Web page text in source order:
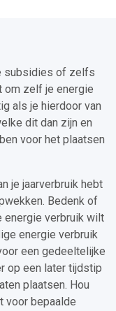
subsidies of zelfs
om zelf je energie
als je hierdoor van
dit dan zijn en
voor het plaatsen
je jaarverbruik hebt
Bedenk of
energie verbruik wilt
energie verbruik
een gedeeltelijke
op een later tijdstip
plaatsen. Hou
voor bepaalde